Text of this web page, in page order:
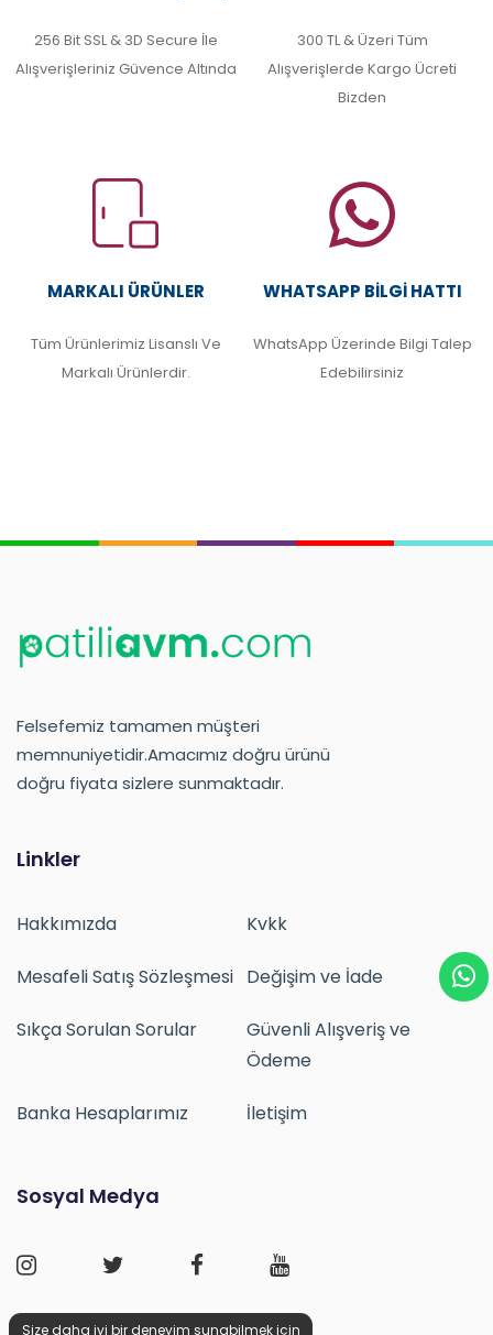
256 Bit SSL & 3D Secure İle
Alışverişleriniz Güvence Altında
300 TL & Üzeri Tüm
Alışverişlerde Kargo Ücreti
Bizden
MARKALI ÜRÜNLER
Tüm Ürünlerimiz Lisanslı Ve
Markalı Ürünlerdir.
WHATSAPP BILGI HATTI
WhatsApp Üzerinde Bilgi Talep
Edebilirsiniz
Felsefemiz tamamen müşteri
memnuniyetidir.Amacımız doğru ürünü
doğru fiyata sizlere sunmaktadır.
Linkler
Hakkımızda Kvkk
Mesafeli Satış Sözleşmesi Değişim ve İade
Sıkça Sorulan Sorular
Güvenli Alışveriş ve
Ödeme
Banka Hesaplarımız İletişim
Sosyal Medya
Size daha iyi bir deneyim sunabilmek için